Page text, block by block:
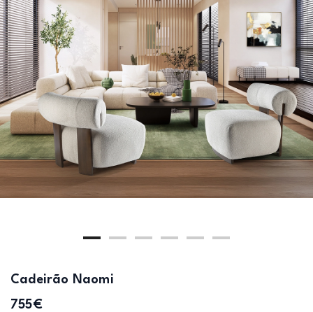
Cadeirão Naomi
755€